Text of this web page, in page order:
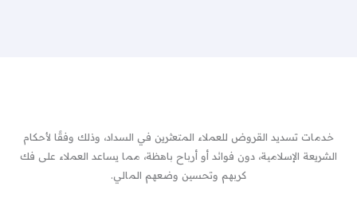
خدمات تسديد القروض للعملاء المتعثرين في السداد، وذلك وفقًا لأحكام
الشريعة الإسلامية، دون فوائد أو أرباح باهظة، مما يساعد العملاء على فك
كربهم وتحسين وضعهم المالي.